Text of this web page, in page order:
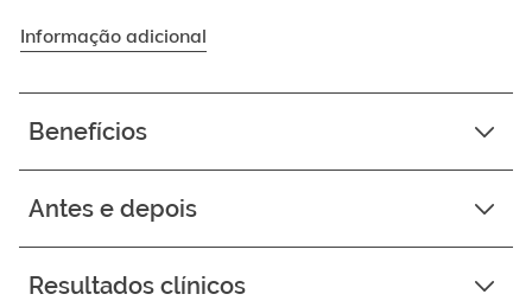
Informação adicional
Benefícios
Antes e depois
Resultados clínicos